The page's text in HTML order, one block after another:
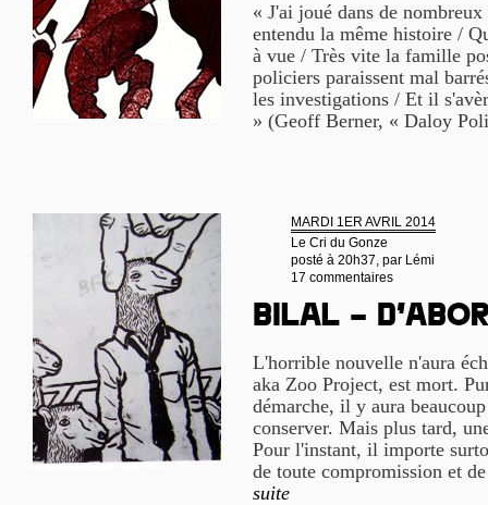
« J'ai joué dans de
entendu la même histoire /
à vue / Très vite la famille
policiers paraissent mal
les investigations / Et il
» (Geoff Berner, « Daloy
MARDI 1ER AVRIL 2014
Le Cri du Gonze
posté à 20h37, par Lémi
17 commentaires
Bilal –
L'horrible nouvelle n'aura
aka Zoo Project, est mort.
démarche, il y aura
conserver. Mais plus tard,
Pour l'instant, il importe
de toute compromission et
suite